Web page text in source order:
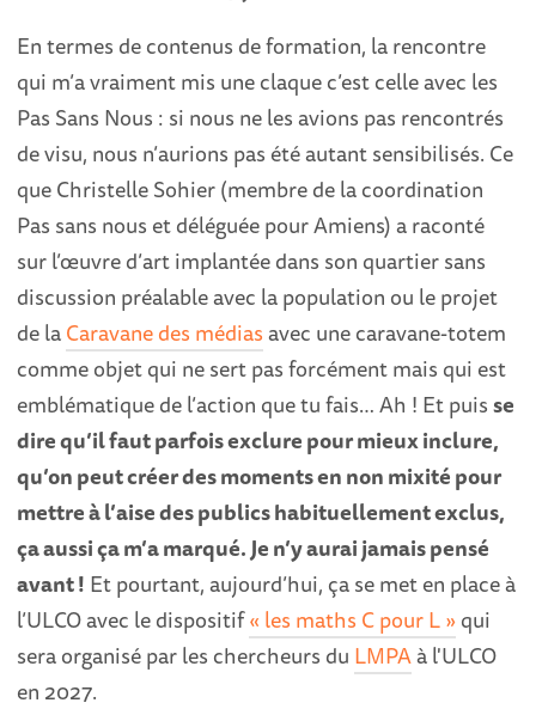
En termes de contenus de formation, la rencontre
qui m’a vraiment mis une claque c’est celle avec les
Pas Sans Nous : si nous ne les avions pas rencontrés
de visu, nous n’aurions pas été autant sensibilisés. Ce
que Christelle Sohier (membre de la coordination
Pas sans nous et déléguée pour Amiens) a raconté
sur l’œuvre d’art implantée dans son quartier sans
discussion préalable avec la population ou le projet
de laCaravane des médiasavec une caravane-totem
comme objet qui ne sert pas forcément mais qui est
emblématique de l’action que tu fais… Ah ! Et puisse
dire qu’il faut parfois exclure pour mieux inclure,
qu’on peut créer des moments en non mixité pour
mettre à l’aise des publics habituellement exclus,
ça aussi ça m’a marqué. Je n’y aurai jamais pensé
avant ! Et pourtant, aujourd’hui, ça se met en place à
l’ULCO avec le dispositif« les maths C pour L »qui
sera organisé par les chercheurs du LMPAà l'ULCO
en 2027.